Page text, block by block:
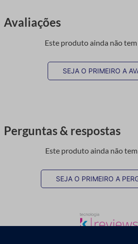
Avaliações
Este produto ainda não
SEJA O PRIMEIRO A
Perguntas & respostas
Este produto ainda não
SEJA O PRIMEIRO A